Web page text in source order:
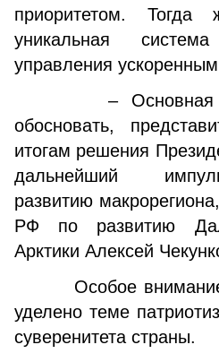
приоритетом.
уникальная система
управления
– Основная
обосновать,
итогам решения
дальнейший
развитию
РФ по развитию
Арктики Алексей
Особое внимание
уделено теме
суверенитета страны.